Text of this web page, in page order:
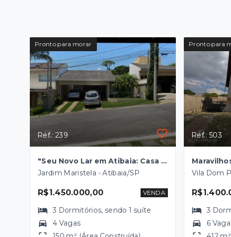
Pronto para morar
Ref.: 239
"Seu Novo Lar em Atibaia: Casa Térrea de Luxo em Condomínio Exclusivo!"
Jardim Maristela - Atibaia/SP
R$1.450.000,00 VENDA
3 Dormitórios, sendo1 suíte
4 Vagas
Pronto para
Ref.: 503
Vila Dom
3
6